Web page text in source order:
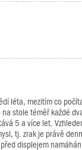
léta, mezitím co
stole téměř každé
5 a více let.
tj. zrak je právě
displejem